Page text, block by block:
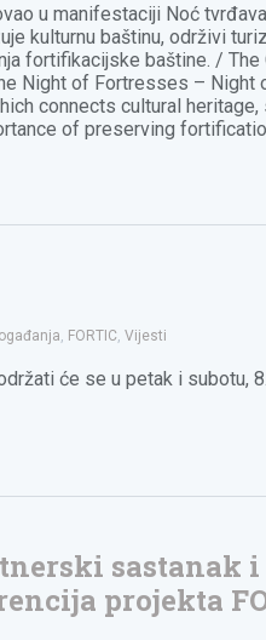
u manifestaciji Noć
kulturnu baštinu, održivi
fortifikacijske baštine. / The
Night of Fortresses – Night
connects cultural heritage,
of preserving
FORTIC ,Vijesti
će se u petak i subotu,
sastanak i
projekta